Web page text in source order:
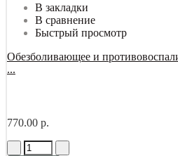
В закладки
В сравнение
Быстрый просмотр
Обезболивающее и
...
770.00 р.